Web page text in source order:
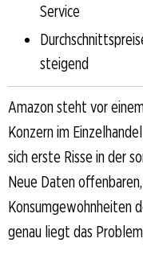
Service
steigend
Amazon steht vor
Konzern im
sich erste Risse in der
Neue Daten
Konsumgewohnheiten
genau liegt das